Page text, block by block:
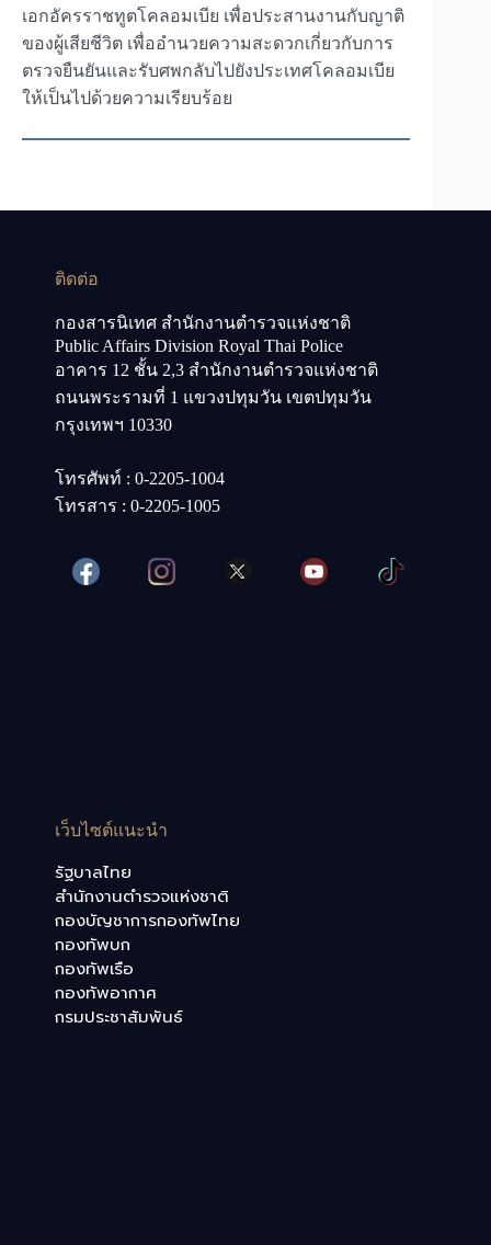
เอกอัครราชทูตโคลอมเบีย เพื่อประสานงานกับญาติ
ของผู้เสียชีวิต เพื่ออำนวยความสะดวกเกี่ยวกับการ
ตรวจยืนยันและรับศพกลับไปยังประเทศโคลอมเบีย
ให้เป็นไปด้วยความเรียบร้อย
ติดต่อ
กองสารนิเทศ สำนักงานตำรวจแห่งชาติ
Public Affairs Division Royal Thai Police
อาคาร 12 ชั้น 2,3 สำนักงานตำรวจแห่งชาติ
ถนนพระรามที่ 1 แขวงปทุมวัน เขตปทุมวัน
กรุงเทพฯ 10330
โทรศัพท์ : 0-2205-1004
โทรสาร : 0-2205-1005
เว็บไซต์แนะนำ
รัฐบาลไทย
สำนักงานตำรวจแห่งชาติ
กองบัญชาการกองทัพไทย
กองทัพบก
กองทัพเรือ
กองทัพอากาศ
กรมประชาสัมพันธ์